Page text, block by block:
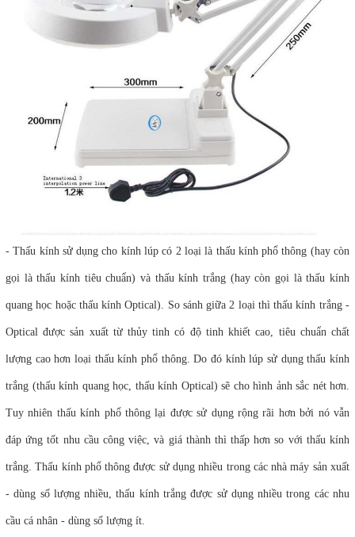
- Thấu kính sử dụng cho kính lúp có 2 loại là thấu kính phổ thông (hay còn
gọi là thấu kính tiêu chuẩn) và thấu kính trắng (hay còn gọi là thấu kính
quang học hoặc thấu kính Optical). So sánh giữa 2 loại thì thấu kính trắng -
Optical được sản xuất từ thủy tinh có độ tinh khiết cao, tiêu chuẩn chất
lượng cao hơn loại thấu kính phổ thông. Do đó kính lúp sử dụng thấu kính
trắng (thấu kính quang học, thấu kính Optical) sẽ cho hình ảnh sắc nét hơn.
Tuy nhiên thấu kính phổ thông lại được sử dụng rộng rãi hơn bởi nó vẫn
đáp ứng tốt nhu cầu công việc, và giá thành thì thấp hơn so với thấu kính
trắng. Thấu kính phổ thông được sử dụng nhiều trong các nhà máy sản xuất
- dùng số lượng nhiều, thấu kính trắng được sử dụng nhiều trong các nhu
cầu cá nhân - dùng số lượng ít.